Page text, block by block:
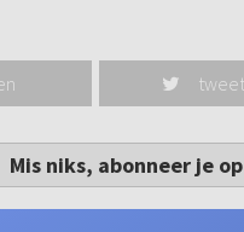
Mis niks, abonneer je